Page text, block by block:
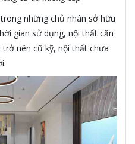
những chủ nhân sở hữu
gian sử dụng, nội thất căn
nên cũ kỹ, nội thất chưa